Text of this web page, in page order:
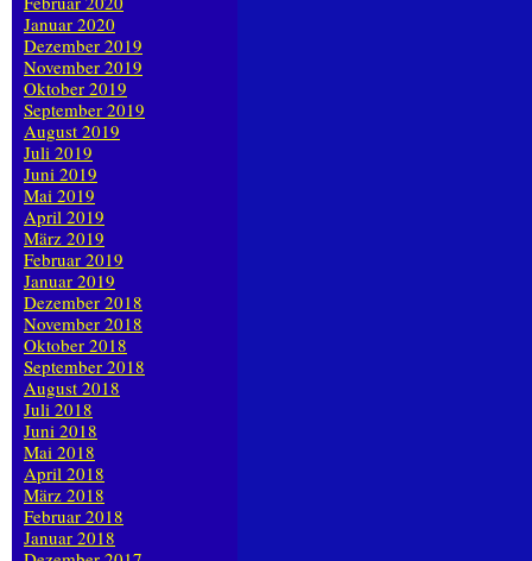
Januar 2020
Dezember 2019
November 2019
Oktober 2019
September 2019
August 2019
Juli 2019
Juni 2019
Mai 2019
April 2019
März 2019
Februar 2019
Januar 2019
Dezember 2018
November 2018
Oktober 2018
September 2018
August 2018
Juli 2018
Juni 2018
Mai 2018
April 2018
März 2018
Februar 2018
Januar 2018